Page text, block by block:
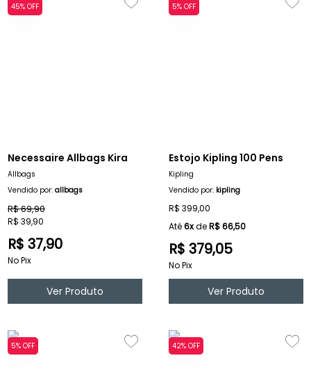
45% OFF
Necessaire Allbags Kira
Allbags
Vendido por: allbags
R$ 69,90
R$ 39,90
R$ 37,90
No Pix
Ver Produto
5% OFF
Estojo Kipling 100 Pens
Kipling
Vendido por: kipling
R$ 399,00
Até6xdeR$ 66,50
R$ 379,05
No Pix
Ver Produto
5% OFF 42% OFF